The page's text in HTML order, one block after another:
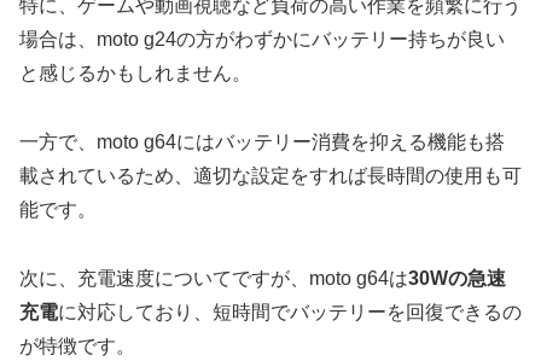
特に、ゲームや動画視聴など負荷の高い作業を頻繁に行う
場合は、moto g24の方がわずかにバッテリー持ちが良い
と感じるかもしれません。
一方で、moto g64にはバッテリー消費を抑える機能も搭
載されているため、適切な設定をすれば長時間の使用も可
能です。
次に、充電速度についてですが、moto g64は30Wの急速
充電に対応しており、短時間でバッテリーを回復できるの
が特徴です。